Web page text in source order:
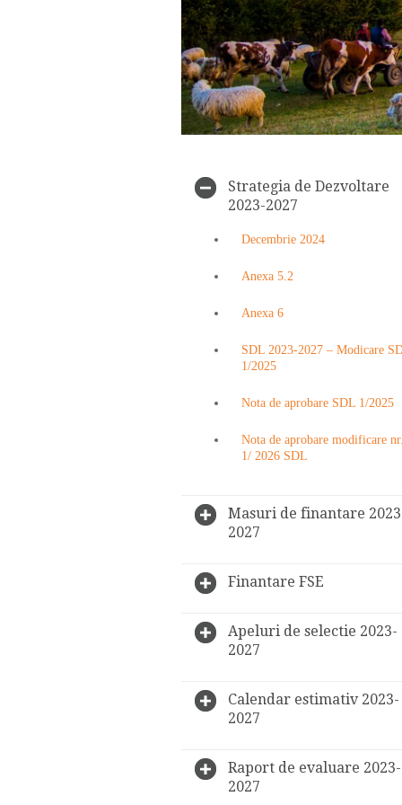
Strategia de Dezvoltare
2023-2027
Decembrie 2024
Anexa 5.2
Anexa 6
SDL 2023-2027 – Modicare
1/2025
Nota de aprobare SDL 1/2025
Nota de aprobare modificare
1/ 2026 SDL
Masuri de finantare
2027
Finantare FSE
Apeluri de selectie 2023-
2027
Calendar estimativ 2023-
2027
Raport de evaluare 2023-
2027